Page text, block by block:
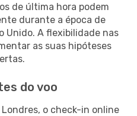
de última hora podem
durante a época de
Unido. A flexibilidade nas
as suas hipóteses
do voo
Londres, o check-in online